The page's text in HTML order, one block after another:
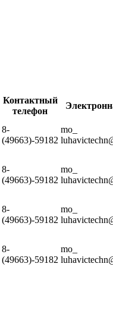
Контактный
телефон
8-
(49663)-59182
mo_​
8-
(49663)-59182
mo_​
8-
(49663)-59182
mo_​
8-
(49663)-59182
mo_​